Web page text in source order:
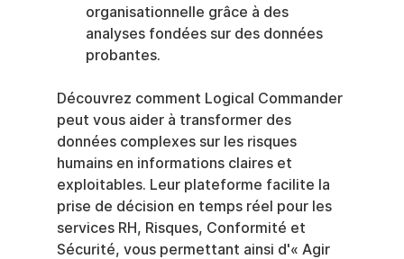
organisationnelle grâce à des
analyses fondées sur des données
probantes.
Découvrez comment Logical Commander
peut vous aider à transformer des
données complexes sur les risques
humains en informations claires et
exploitables. Leur plateforme facilite la
prise de décision en temps réel pour les
services RH, Risques, Conformité et
Sécurité, vous permettant ainsi d'« Agir